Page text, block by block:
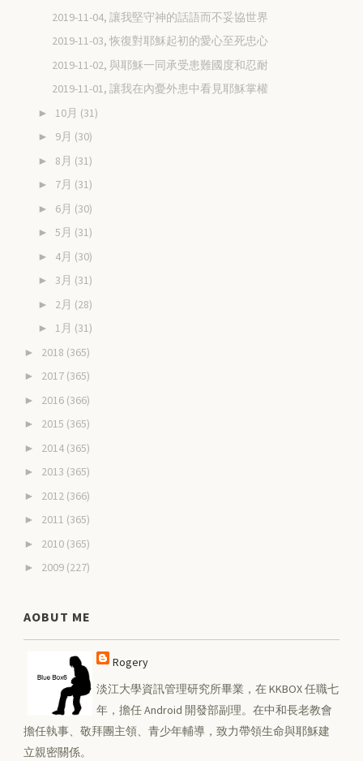
2019-11-04, 讓我堅守神的話語而不妥協世界
2019-11-03, 恢復對耶穌起初的愛心至死忠心
2019-11-02, 與耶穌一同承受患難國度和忍耐
2019-11-01, 讓我在內憂外患中看見耶穌掌權
► 10月 (31)
► 9月 (30)
► 8月 (31)
► 7月 (31)
► 6月 (30)
► 5月 (31)
► 4月 (30)
► 3月 (31)
► 2月 (28)
► 1月 (31)
► 2018 (365)
► 2017 (365)
► 2016 (366)
► 2015 (365)
► 2014 (365)
► 2013 (365)
► 2012 (366)
► 2011 (365)
► 2010 (365)
► 2009 (227)
AOBUT ME
Rogery
淡江大學資訊管理研究所畢業，在 KKBOX 任職七
年，擔任 Android 開發部副理。在中和長老教會
擔任執事、敬拜團主領、青少年輔導，致力帶領生命與耶穌建
立親密關係。